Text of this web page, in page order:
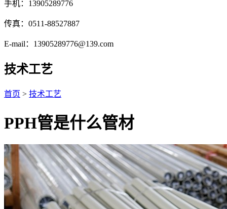
手机：13905289776
传真：0511-88527887
E-mail：13905289776@139.com
技术工艺
首页 > 技术工艺
PPH管是什么管材